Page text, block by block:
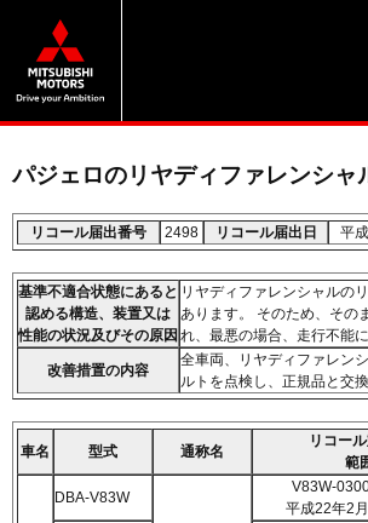
パジェロのリヤディファレンシャ
リコール届出番号 2498 リコール届出日 平
基準不適合状態にあると
認める構造、装置又は
性能の状況及びその原因
リヤディファレンシャルの
あります。 そのため、その
れ、最悪の場合、走行不能
改善措置の内容
全車両、リヤディファレン
ルトを点検し、正規品と交換
車名 型式 通称名
リコー
範
DBA-V83W
V83W-
平成22年2